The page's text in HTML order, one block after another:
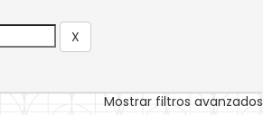
Mostrar filtros avanzados